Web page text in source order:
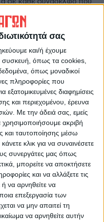
σας
και/ή έχουμε
συσκευή, όπως τα cookies,
όπως μοναδικοί
πληροφορίες που
διαφημίσεις
και περιεχομένου, έρευνα
Με την άδειά σας, εμείς
χρησιμοποιήσουμε ακριβή
και ταυτοποίησης μέσω
κλικ για να συναινέσετε
συνεργάτες μας όπως
μπορείτε να αποκτήσετε
και να αλλάξετε τις
να αρνηθείτε να
επεξεργασία των
να μην απαιτεί τη
να αρνηθείτε αυτήν
που
και να καλέσουμε
και
τόπου μας σε σύσκεψη
στην οδό Ανδρέα
αντίδρασης στη
Δημήτριος